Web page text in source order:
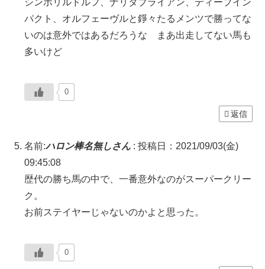
パクト、オルフェーヴルと錚々たるメンツで勝ってな
いのは意外ではあるだろうな まあ出走してない馬も
多いけど
0
返信
名前:ハロン棒名無しさん : 投稿日：2021/09/03(金)
09:45:08
歴代の勝ち馬の中で、一番意外なのがスーパークリー
ク。
お前ステイヤーじゃないのかよと思った。
0